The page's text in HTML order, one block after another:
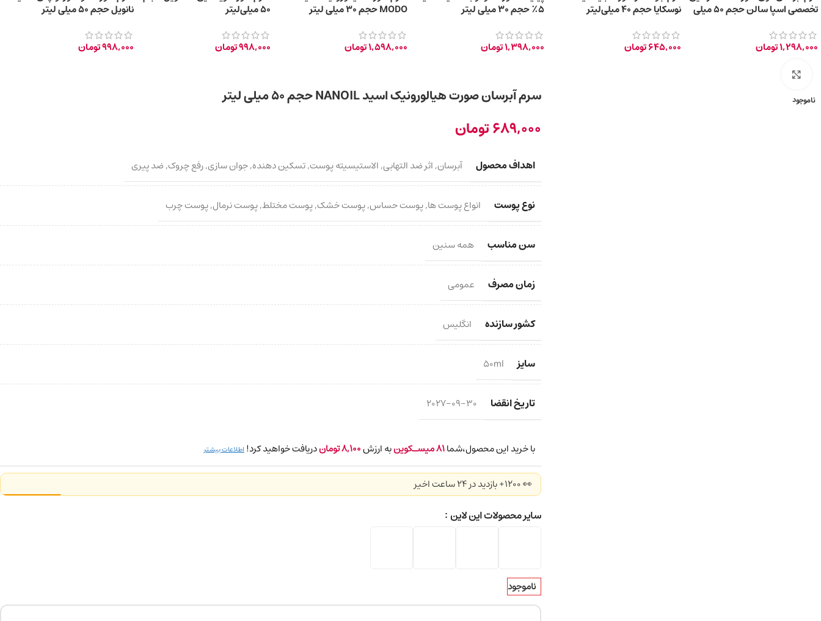
تخصصی اسپا سالن حجم 50 میلی
1,298,000تومان
نوسکایا حجم 40 میلی‌لیتر
645,000تومان
۵٪ حجم ۳۰ میلی لیتر
1,398,000تومان
MODO حجم 30 میلی‌ لیتر
1,598,000تومان
50 میلی‌لیتر
998,000تومان
نانویل حجم 50 میلی لیتر
998,000تومان
ناموجود سرم آبرسان صورت هیالورونیک اسید NANOIL حجم 50 میلی لیتر
689,000تومان
اهداف محصول آبرسان,اثر ضد التهابی,الاستیسیته پوست,تسکین دهنده,جوان سازی,رفع چروک,ضد پیری
نوع پوست انواع پوست ها,پوست حساس,پوست خشک,پوست مختلط,پوست نرمال,پوست چرب
سن مناسب همه سنین
زمان مصرف عمومی
کشور سازنده انگلیس
سایز 50ml
تاریخ انقضا 2027-09-30
با خرید این محصول،شما81میسـکوینبه ارزش8,100توماندریافت خواهید کرد! اطلاعات بیشتر
👀 1200+ بازدید در ۲۴ ساعت اخیر
سایر محصولات این لاین
ناموجود